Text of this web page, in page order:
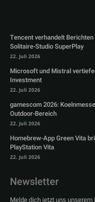
Tencent verhandelt
Solitaire-Studio SuperPlay
22. Juli 2026
Microsoft und Mistral
Investment
22. Juli 2026
gamescom 2026:
Outdoor-Bereich
22. Juli 2026
Homebrew-App Green Vita
PlayStation Vita
22. Juli 2026
Newsletter
Melde dich jetzt uns